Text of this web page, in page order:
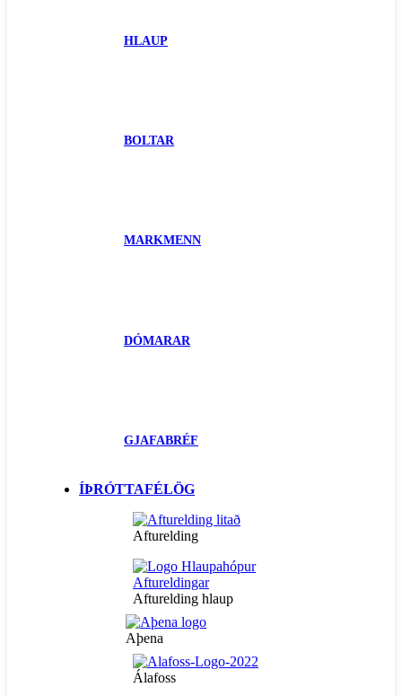
HLAUP
BOLTAR
MARKMENN
DÓMARAR
GJAFABRÉF
ÍÞRÓTTAFÉLÖG
Afturelding
Afturelding hlaup
Aþena
Álafoss